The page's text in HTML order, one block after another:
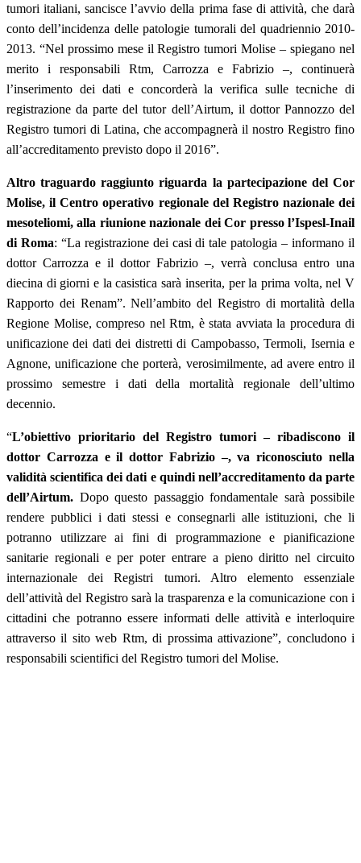
tumori italiani, sancisce l’avvio della prima fase di attività, che darà
conto dell’incidenza delle patologie tumorali del quadriennio 2010-
2013. “Nel prossimo mese il Registro tumori Molise – spiegano nel
merito i responsabili Rtm, Carrozza e Fabrizio –, continuerà
l’inserimento dei dati e concorderà la verifica sulle tecniche di
registrazione da parte del tutor dell’Airtum, il dottor Pannozzo del
Registro tumori di Latina, che accompagnerà il nostro Registro fino
all’accreditamento previsto dopo il 2016”.
Altro traguardo raggiunto riguarda la partecipazione del Cor
Molise, il Centro operativo regionale del Registro nazionale dei
mesoteliomi, alla riunione nazionale dei Cor presso l’Ispesl-Inail
di Roma: “La registrazione dei casi di tale patologia – informano il
dottor Carrozza e il dottor Fabrizio –, verrà conclusa entro una
diecina di giorni e la casistica sarà inserita, per la prima volta, nel V
Rapporto dei Renam”. Nell’ambito del Registro di mortalità della
Regione Molise, compreso nel Rtm, è stata avviata la procedura di
unificazione dei dati dei distretti di Campobasso, Termoli, Isernia e
Agnone, unificazione che porterà, verosimilmente, ad avere entro il
prossimo semestre i dati della mortalità regionale dell’ultimo
decennio.
“L’obiettivo prioritario del Registro tumori – ribadiscono il
dottor Carrozza e il dottor Fabrizio –, va riconosciuto nella
validità scientifica dei dati e quindi nell’accreditamento da parte
dell’Airtum. Dopo questo passaggio fondamentale sarà possibile
rendere pubblici i dati stessi e consegnarli alle istituzioni, che li
potranno utilizzare ai fini di programmazione e pianificazione
sanitarie regionali e per poter entrare a pieno diritto nel circuito
internazionale dei Registri tumori. Altro elemento essenziale
dell’attività del Registro sarà la trasparenza e la comunicazione con i
cittadini che potranno essere informati delle attività e interloquire
attraverso il sito web Rtm, di prossima attivazione”, concludono i
responsabili scientifici del Registro tumori del Molise.